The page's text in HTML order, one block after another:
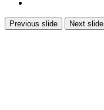
Previous slide Next slide